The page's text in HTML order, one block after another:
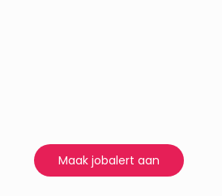
Maak jobalert aan